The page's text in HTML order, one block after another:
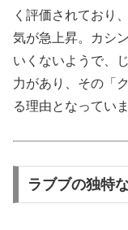
く評価されており
気が急上昇。カシ
いくないようで、
力があり、その「
る理由となっていま
ラブブの独特